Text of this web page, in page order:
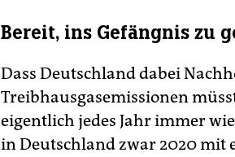
Bereit, ins Gefängnis zu
Dass Deutschland dabei
Treibhausgasemissionen
eigentlich jedes Jahr immer
in Deutschland zwar 2020 mit